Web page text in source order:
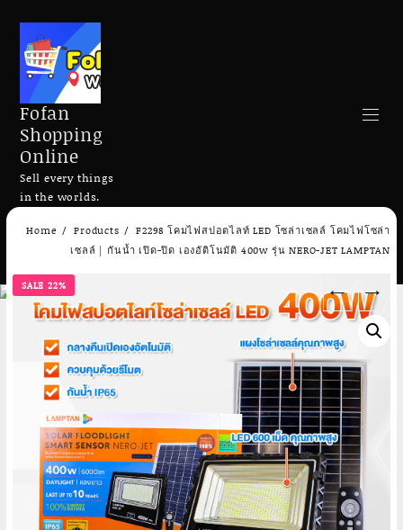
Skip
Fofan
Shopping
Online
Sell every things
in the worlds.
Search
Home Products
F2298 โคมไฟสปอตไลท์ LED โซล่าเซลล์ โคมไฟโซล่า
เซลล์ | กันน้ำ เปิด-ปิด เองอัติโนมัติ 400w รุ่น NERO-JET LAMPTAN
SALE 22% ← →
Add to cart Add to cart